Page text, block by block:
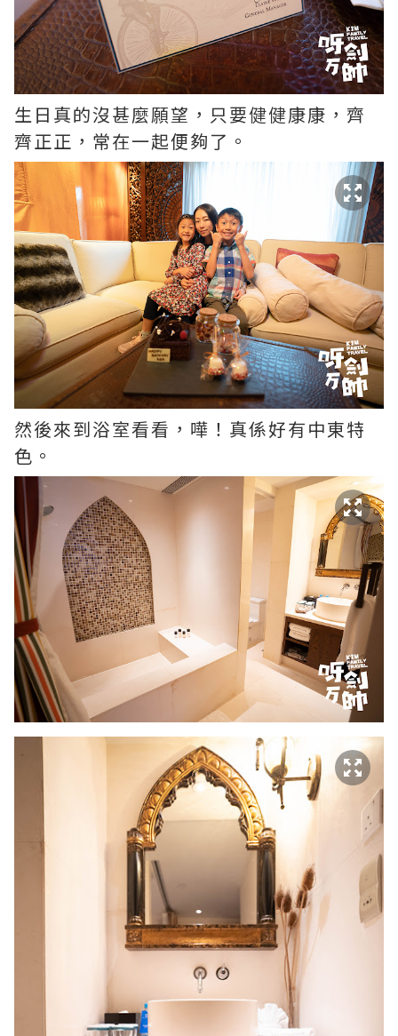
生日真的沒甚麼願望，只要健健康康，齊
齊正正，常在一起便夠了。
然後來到浴室看看，嘩！真係好有中東特
色。